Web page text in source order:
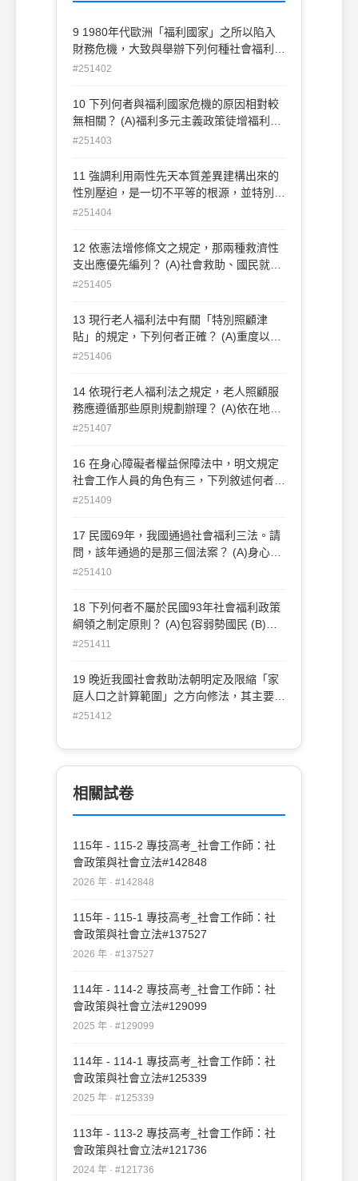
9 1980年代歐洲「福利國家」之所以陷入
財務危機，大致與舉辦下列何種社會福利制
度最為有關？ (A)個別性社會福利服務(B)全
#251402
10 下列何者與福利國家危機的原因相對較
無相關？ (A)福利多元主義政策徒增福利國
家的複雜化 (B)福利國家妨礙了市場經濟運
沉重的負擔 (D)全球化帶來許多空前的衝擊
壓力使福利國家拙以因應
#251403
11 強調利用兩性先天本質差異建構出來的
性別壓迫，是一切不平等的根源，並特別關
注家庭暴力議題的女性主義是： (A)自由的
女性主義(D)後現代的女性主義
#251404
12 依憲法增修條文之規定，那兩種救濟性
支出應優先編列？ (A)社會救助、國民就業
(B)社會保險、社會救助(C)國民就業、醫療
#251405
13 現行老人福利法中有關「特別照顧津
貼」的規定，下列何者正確？ (A)重度以上
失能之中低收入老人未接受收容安置者，得
中低收入老人領有生活津貼，實際由家人照
顧者，照顧者得向中央主管機關申請發給特
收容安置者，未領有生活津貼，實際由家人
照顧者，照顧者得向直轄市、縣（市）主管
機關申請發給特別照顧津貼
#251406
14 依現行老人福利法之規定，老人照顧服
務應遵循那些原則規劃辦理？ (A)依在地老
化、在家老化及多元文化原則規劃辦理 (B)
規劃辦理 (C)依全人照顧、在地老化及多元
化服務原則規劃辦理 (D)依全人照顧、在地
#251407
16 在身心障礙者權益保障法中，明文規定
社會工作人員的角色有三，下列敘述何者正
確？ (A)參與有關身心障礙者身分之專業鑑
時負有通報責任；刑事被告或犯罪嫌疑人因
智能障礙無法為完全之陳述時，得擔任輔佐
當身心障礙者必須接受訪談、偵訊、訊問或
身體檢查，陪同之並保護其隱私 (C)參與有
關身心障礙者身分之專業鑑定及評估；當身
助調查之責任；刑事被告或犯罪嫌疑人因身
心障礙無法為完全之陳述時，得擔任輔佐人
(D)參與有關身心障礙者身分之專業鑑定及
有通報及協助調查之責任；當身心障礙者必
須接受訪談、偵訊、訊問或身體檢查，陪同
之並保護其隱私
#251409
17 民國69年，我國通過社會福利三法。請
問，該年通過的是那三個法案？ (A)身心障
礙者保護法、社會救助法、兒童福利法(B)
殘障福利法、社會救助法、老人福利法(D)
兒童福利法、少年福利法、老人福利法
#251410
18 下列何者不屬於民國93年社會福利政策
綱領之制定原則？ (A)包容弱勢國民 (B)投
資積極福利(C)整合服務資源(D)因應全球變
#251411
19 晚近我國社會救助法朝明定及限縮「家
庭人口之計算範圍」之方向修法，其主要用
意大致較接近下列何者？ (A)避免福利依賴
(C)防範救助資源重複浪費(D)便於計算家庭
總收入
#251412
相關試卷
115年 - 115-2 專技高考_社會工作師：社
會政策與社會立法#142848
2026 年 · #142848
115年 - 115-1 專技高考_社會工作師：社
會政策與社會立法#137527
2026 年 · #137527
114年 - 114-2 專技高考_社會工作師：社
會政策與社會立法#129099
2025 年 · #129099
114年 - 114-1 專技高考_社會工作師：社
會政策與社會立法#125339
2025 年 · #125339
113年 - 113-2 專技高考_社會工作師：社
會政策與社會立法#121736
2024 年 · #121736